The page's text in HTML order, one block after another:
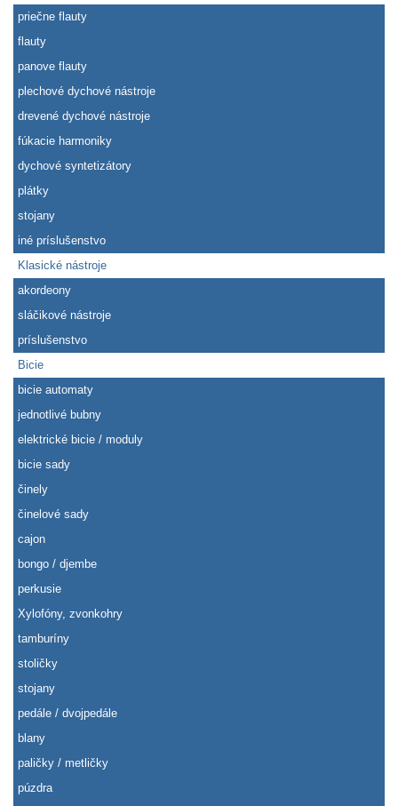
priečne flauty
flauty
panove flauty
plechové dychové nástroje
drevené dychové nástroje
fúkacie harmoniky
dychové syntetizátory
plátky
stojany
iné príslušenstvo
Klasické nástroje
akordeony
sláčikové nástroje
príslušenstvo
Bicie
bicie automaty
jednotlivé bubny
elektrické bicie / moduly
bicie sady
činely
činelové sady
cajon
bongo / djembe
perkusie
Xylofóny, zvonkohry
tamburíny
stoličky
stojany
pedále / dvojpedále
blany
paličky / metličky
púzdra